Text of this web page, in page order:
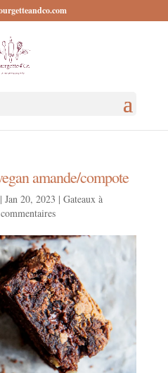
amande/compote
Jan 20, 2023 | Gateaux à